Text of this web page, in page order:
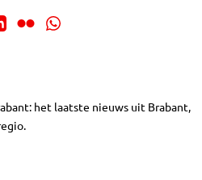
het laatste nieuws uit Brabant,